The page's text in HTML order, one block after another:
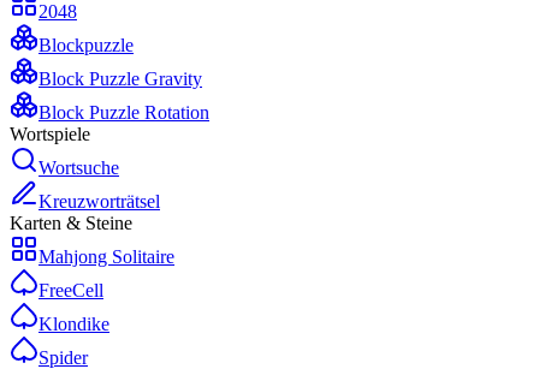
2048
Blockpuzzle
Block Puzzle Gravity
Block Puzzle Rotation
Wortspiele
Wortsuche
Kreuzworträtsel
Karten & Steine
Mahjong Solitaire
FreeCell
Klondike
Spider